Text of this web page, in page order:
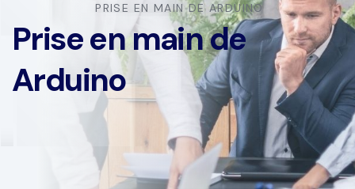
PRISE EN MAIN DE ARDUINO
Prise en main de
Arduino